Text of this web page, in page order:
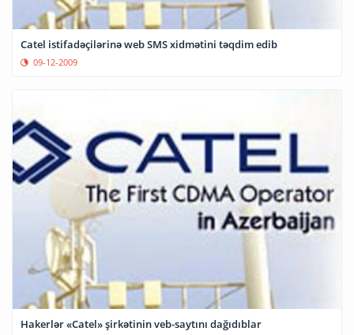
Catel istifadəçilərinə web SMS xidmətini təqdim edib
09-12-2009
Hakerlər «Catel» şirkətinin veb-saytını dağıdıblar